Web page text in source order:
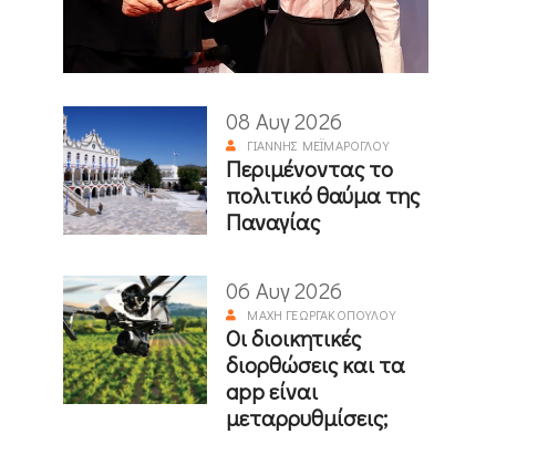
08 Αυγ 2026
ΓΙΆΝΝΗΣ ΜΕΪΜΆΡΟΓΛΟΥ
Περιμένοντας το
πολιτικό θαύμα της
Παναγίας
06 Αυγ 2026
ΜΆΧΗ ΓΕΩΡΓΑΚΟΠΟΎΛΟΥ
Οι διοικητικές
διορθώσεις και τα
app είναι
μεταρρυθμίσεις;